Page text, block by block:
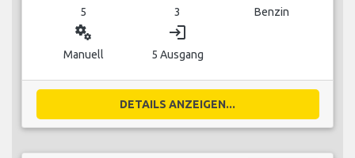
5 3 Benzin
miscellaneous_services
Manuell
login
5 Ausgang
DETAILS ANZEIGEN...